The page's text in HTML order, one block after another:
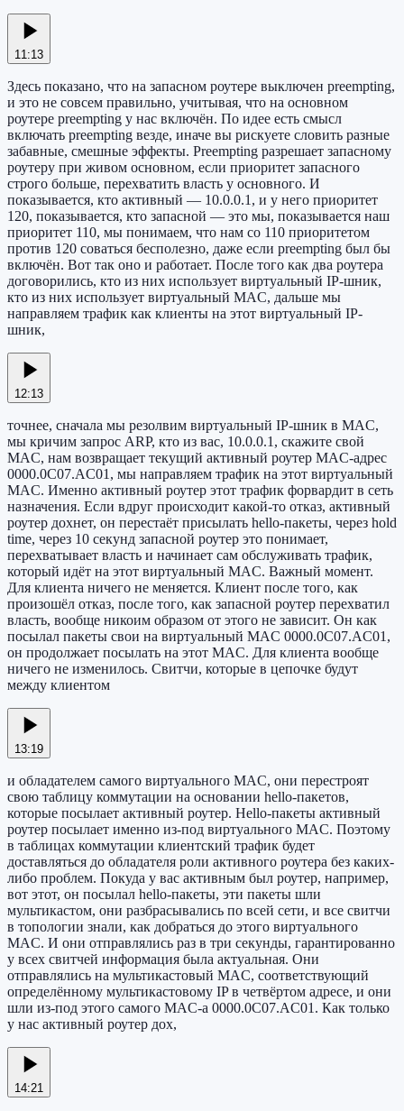
11:13
Здесь показано, что на запасном роутере выключен preempting,
и это не совсем правильно, учитывая, что на основном
роутере preempting у нас включён. По идее есть смысл
включать preempting везде, иначе вы рискуете словить разные
забавные, смешные эффекты. Preempting разрешает запасному
роутеру при живом основном, если приоритет запасного
строго больше, перехватить власть у основного. И
показывается, кто активный — 10.0.0.1, и у него приоритет
120, показывается, кто запасной — это мы, показывается наш
приоритет 110, мы понимаем, что нам со 110 приоритетом
против 120 соваться бесполезно, даже если preempting был бы
включён. Вот так оно и работает. После того как два роутера
договорились, кто из них использует виртуальный IP-шник,
кто из них использует виртуальный MAC, дальше мы
направляем трафик как клиенты на этот виртуальный IP-
шник,
12:13
точнее, сначала мы резолвим виртуальный IP-шник в MAC,
мы кричим запрос ARP, кто из вас, 10.0.0.1, скажите свой
MAC, нам возвращает текущий активный роутер MAC-адрес
0000.0C07.AC01, мы направляем трафик на этот виртуальный
MAC. Именно активный роутер этот трафик форвардит в сеть
назначения. Если вдруг происходит какой-то отказ, активный
роутер дохнет, он перестаёт присылать hello-пакеты, через hold
time, через 10 секунд запасной роутер это понимает,
перехватывает власть и начинает сам обслуживать трафик,
который идёт на этот виртуальный MAC. Важный момент.
Для клиента ничего не меняется. Клиент после того, как
произошёл отказ, после того, как запасной роутер перехватил
власть, вообще никоим образом от этого не зависит. Он как
посылал пакеты свои на виртуальный MAC 0000.0C07.AC01,
он продолжает посылать на этот MAC. Для клиента вообще
ничего не изменилось. Свитчи, которые в цепочке будут
между клиентом
13:19
и обладателем самого виртуального MAC, они перестроят
свою таблицу коммутации на основании hello-пакетов,
которые посылает активный роутер. Hello-пакеты активный
роутер посылает именно из-под виртуального MAC. Поэтому
в таблицах коммутации клиентский трафик будет
доставляться до обладателя роли активного роутера без каких-
либо проблем. Покуда у вас активным был роутер, например,
вот этот, он посылал hello-пакеты, эти пакеты шли
мультикастом, они разбрасывались по всей сети, и все свитчи
в топологии знали, как добраться до этого виртуального
MAC. И они отправлялись раз в три секунды, гарантированно
у всех свитчей информация была актуальная. Они
отправлялись на мультикастовый MAC, соответствующий
определённому мультикастовому IP в четвёртом адресе, и они
шли из-под этого самого MAC-а 0000.0C07.AC01. Как только
у нас активный роутер дох,
14:21